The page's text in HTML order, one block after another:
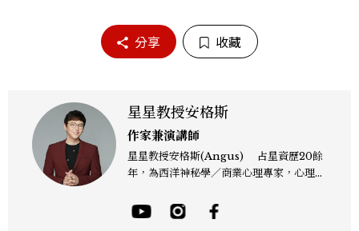
分享 收藏
星星教授安格斯
作家兼演講師
星星教授安格斯(Angus) 占星資歷20餘
年，為西洋神秘學／商業心理專家，心理諮
4年起出書近30本相關著作，專業領域涵蓋
占星星座、塔羅、生命靈數、盧恩符文、色